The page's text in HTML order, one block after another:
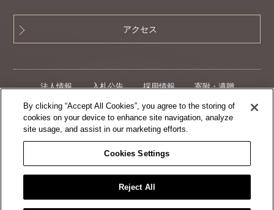
アクセス
法人情報 入札公告 採用情報
寄附・遺贈
クラウドファンディング
サイトマップ
プライバシーポリシー
ウェブアクセシビリティ方針
By clicking “Accept All Cookies”, you agree to the storing of
cookies on your device to enhance site navigation, analyze
site usage, and assist in our marketing efforts.
Cookies Settings
Reject All